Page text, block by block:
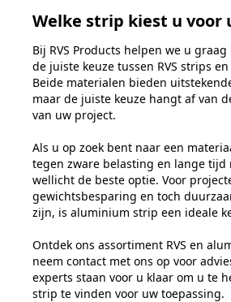
Welke strip kiest u voor
Bij RVS Products helpen we u
de juiste keuze tussen RVS strips
Beide materialen bieden
maar de juiste keuze hangt af van
van uw project.
Als u op zoek bent naar een
tegen zware belasting en lange tijd
wellicht de beste optie. Voor
gewichtsbesparing en toch
zijn, is aluminium strip een ideale
Ontdek ons assortiment RVS en
neem contact met ons op voor
experts staan voor u klaar om u te
strip te vinden voor uw toepassing.